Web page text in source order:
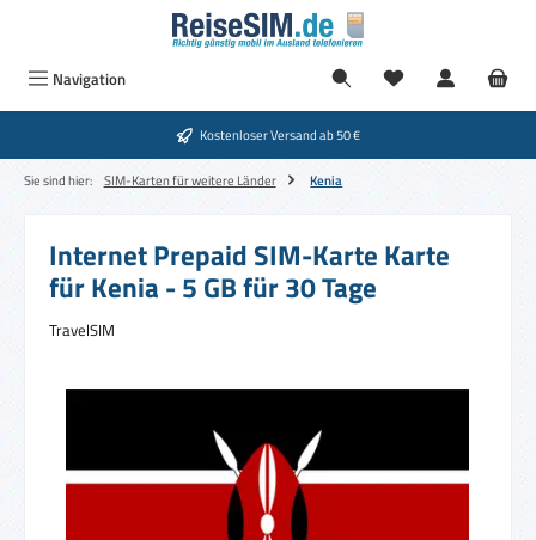
Zum Hauptinhalt springen
Navigation
Kostenloser Versand ab 50 €
Sie sind hier: SIM-Karten für weitere Länder Kenia
Internet Prepaid SIM-Karte Karte
für Kenia - 5 GB für 30 Tage
TravelSIM